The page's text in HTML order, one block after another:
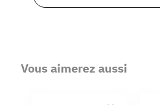
Vous aimerez aussi